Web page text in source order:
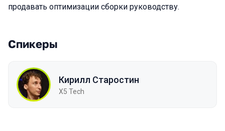
продавать оптимизации сборки руководству.
Спикеры
Кирилл Старостин
X5 Tech